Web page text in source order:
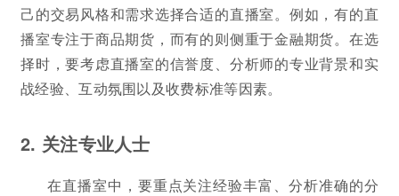
己的交易风格和需求选择合适的直播室。例如，有的直
播室专注于商品期货，而有的则侧重于金融期货。在选
择时，要考虑直播室的信誉度、分析师的专业背景和实
战经验、互动氛围以及收费标准等因素。
2. 关注专业人士
在直播室中，要重点关注经验丰富、分析准确的分